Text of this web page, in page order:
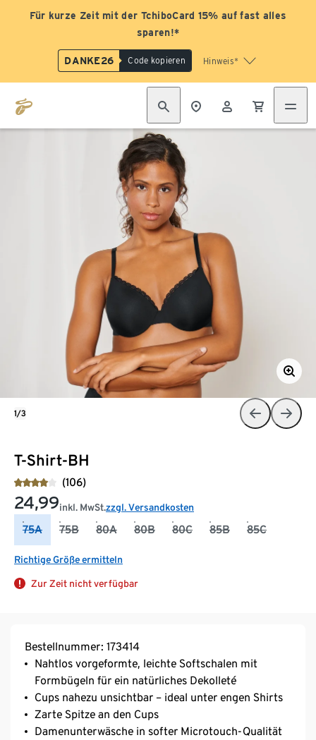
Für kurze Zeit mit der TchiboCard 15% auf fast alles
sparen!*
DANKE26 Code kopieren Hinweis*
T-Shirt-BH
(106)
24,99inkl. MwSt.zzgl. Versandkosten
75A 75B 80A 80B 80C 85B 85C
Richtige Größe ermitteln
Zur Zeit nicht verfügbar
1/3
Bestellnummer: 173414
Nahtlos vorgeformte, leichte Softschalen mit
Formbügeln für ein natürliches Dekolleté
Cups nahezu unsichtbar – ideal unter engen Shirts
Zarte Spitze an den Cups
Damenunterwäsche in softer Microtouch-Qualität